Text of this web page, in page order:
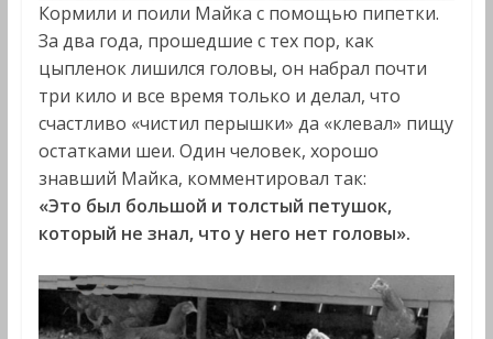
Кормили и поили Майка с помощью пипетки.
За два года, прошедшие с тех пор, как
цыпленок лишился головы, он набрал почти
три кило и все время только и делал, что
счастливо «чистил перышки» да «клевал» пищу
остатками шеи. Один человек, хорошо
знавший Майка, комментировал так:
«Это был большой и толстый петушок,
который не знал, что у него нет головы».